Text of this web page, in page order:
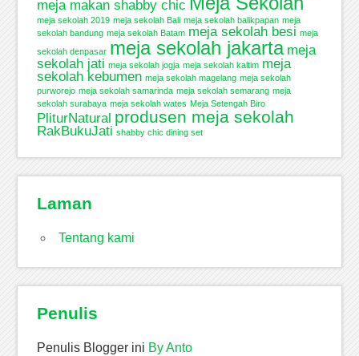
meja makan shabby chic
meja sekolah 2019 meja sekolah Bali meja sekolah balikpapan meja
sekolah bandung meja sekolah Batam meja sekolah besi meja
sekolah denpasar meja sekolah jakarta meja
sekolah jati meja sekolah jogja meja sekolah kaltim meja
sekolah kebumen meja sekolah magelang meja sekolah
purworejo meja sekolah samarinda meja sekolah semarang meja
sekolah surabaya meja sekolah wates Meja Setengah Biro
PliturNatural produsen meja sekolah
RakBukuJati shabby chic dining set
Laman
Tentang kami
Penulis
Penulis Blogger ini By Anto